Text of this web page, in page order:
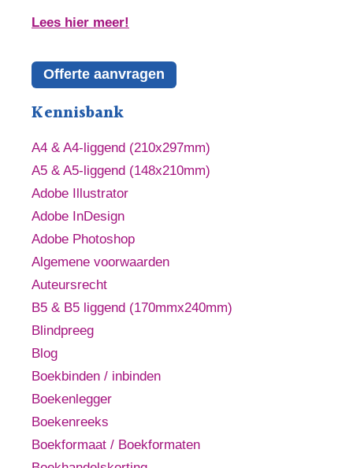
Lees hier meer!
Offerte aanvragen
Kennisbank
A4 & A4-liggend (210x297mm)
A5 & A5-liggend (148x210mm)
Adobe Illustrator
Adobe InDesign
Adobe Photoshop
Algemene voorwaarden
Auteursrecht
B5 & B5 liggend (170mmx240mm)
Blindpreeg
Blog
Boekbinden / inbinden
Boekenlegger
Boekenreeks
Boekformaat / Boekformaten